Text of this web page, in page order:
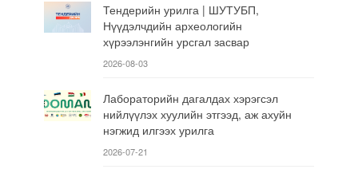
Тендерийн урилга | ШУТУБП,
Нүүдэлчдийн археологийн
хүрээлэнгийн урсгал засвар
2026-08-03
Лабораторийн дагалдах хэрэгсэл
нийлүүлэх хуулийн этгээд, аж ахуйн
нэгжид илгээх урилга
2026-07-21